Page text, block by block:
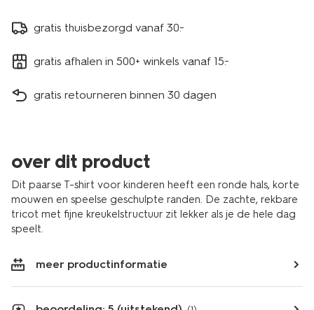
gratis thuisbezorgd vanaf 30.-
gratis afhalen in 500+ winkels vanaf 15.-
gratis retourneren binnen 30 dagen
over dit product
Dit paarse T-shirt voor kinderen heeft een ronde hals, korte
mouwen en speelse geschulpte randen. De zachte, rekbare
tricot met fijne kreukelstructuur zit lekker als je de hele dag
speelt.
meer productinformatie